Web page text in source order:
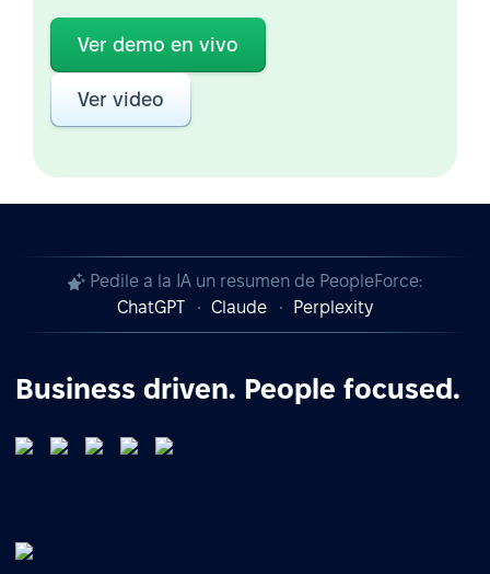
Ver demo en vivo
Ver video
Pedile a la IA un resumen de PeopleForce:
ChatGPT
Claude Perplexity
Business driven. People focused.